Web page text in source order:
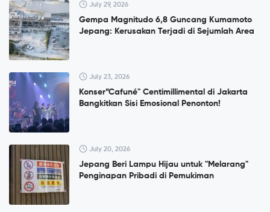
July 29, 2026
Gempa Magnitudo 6,8 Guncang Kumamoto
Jepang: Kerusakan Terjadi di Sejumlah Area
July 23, 2026
Konser”Cafuné" Centimillimental di Jakarta
Bangkitkan Sisi Emosional Penonton!
July 20, 2026
Jepang Beri Lampu Hijau untuk "Melarang"
Penginapan Pribadi di Pemukiman